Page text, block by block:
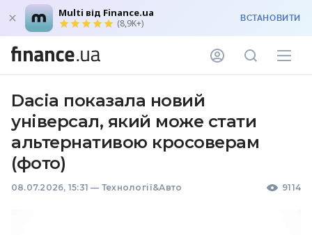
Multi від Finance.ua
(8,9K+) ВСТАНОВИТИ
Dacia показала новий
універсал, який може стати
альтернативою кросоверам
(фото)
08.07.2026, 15:31 — Технології&Авто 9114